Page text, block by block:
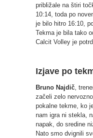
približale na štiri
10:14, toda po
je bilo hitro 16:10,
Tekma je bila tako
Calcit Volley je
Izjave po
Bruno Najdič ,
začeli zelo
pokalne tekme, ko
nam igra ni stekla,
napak, do sredine
Nato smo dvignili